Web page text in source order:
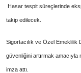
Hasar tespit süreçlerinde
takip edilecek.
Sigortacılık ve Özel
güvenliğini artırmak
imza attı.